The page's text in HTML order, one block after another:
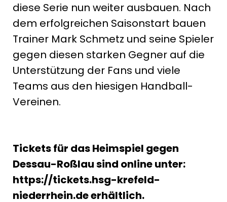
diese Serie nun weiter ausbauen. Nach
dem erfolgreichen Saisonstart bauen
Trainer Mark Schmetz und seine Spieler
gegen diesen starken Gegner auf die
Unterstützung der Fans und viele
Teams aus den hiesigen Handball-
Vereinen.
Tickets für das Heimspiel gegen
Dessau-Roßlau sind online unter:
https://tickets.hsg-krefeld-
niederrhein.de erhältlich.